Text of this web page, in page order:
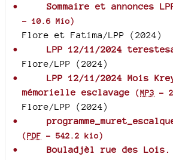
Sommaire et annonces
- 10.6 Mio)
Flore et Fatima/LPP (2024)
LPP 12/11/2024
Flore/LPP (2024)
LPP 12/11/2024 Mois
mémorielle esclavage
(MP3 -
Flore/LPP (2024)
(PDF - 542.2 kio)
Bouladjèl rue des Lois.